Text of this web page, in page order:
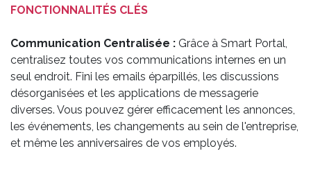
FONCTIONNALITÉS CLÉS
Communication Centralisée : Grâce à Smart Portal,
centralisez toutes vos communications internes en un
seul endroit. Fini les emails éparpillés, les discussions
désorganisées et les applications de messagerie
diverses. Vous pouvez gérer efficacement les annonces,
les événements, les changements au sein de l'entreprise,
et même les anniversaires de vos employés.